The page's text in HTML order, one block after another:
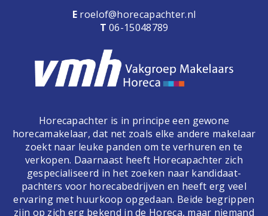
E roelof@horecapachter.nl
T 06-15048789
Horecapachter is in principe een gewone
horecamakelaar, dat net zoals elke andere makelaar
zoekt naar leuke panden om te verhuren en te
verkopen. Daarnaast heeft Horecapachter zich
gespecialiseerd in het zoeken naar kandidaat-
pachters voor horecabedrijven en heeft erg veel
ervaring met huurkoop opgedaan. Beide begrippen
zijn op zich erg bekend in de Horeca, maar niemand